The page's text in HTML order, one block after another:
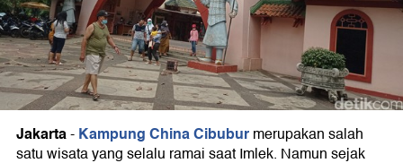
Jakarta-Kampung China Cibuburmerupakan salah
satu wisata yang selalu ramai saat Imlek. Namun sejak